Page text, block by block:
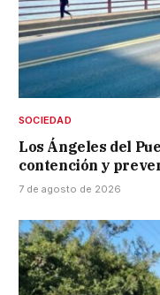
SOCIEDAD
Los Ángeles del
contención y
7 de agosto de 2026